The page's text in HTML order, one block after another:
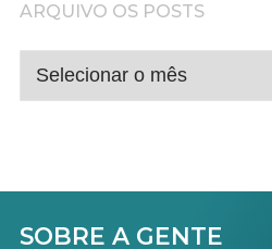
ARQUIVO OS POSTS
ARQUIVO
OS
SOBRE A GENTE